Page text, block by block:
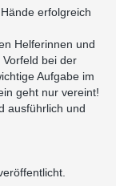
erfolgreich
Helferinnen und
bei der
Aufgabe im
geht nur vereint!
ausführlich und